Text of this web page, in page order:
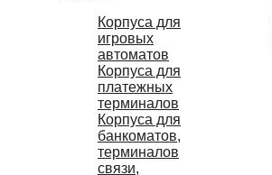
Корпуса для
игровых
автоматов
Корпуса для
платежных
терминалов
Корпуса для
банкоматов,
терминалов
связи,